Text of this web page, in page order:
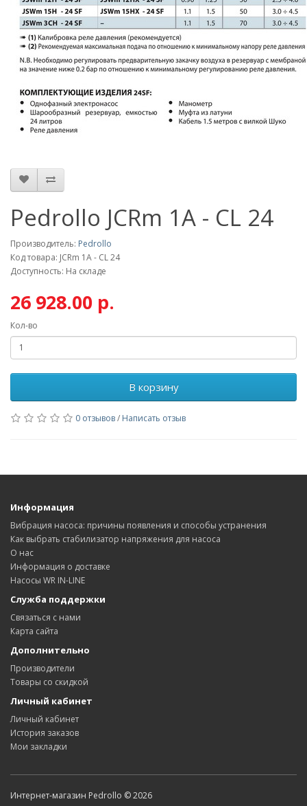
Pedrollo JCRm 1A - CL 24
Производитель: Pedrollo
Код товара: JCRm 1A - CL 24
Доступность: На складе
26 928.00 р.
Кол-во
В корзину
0 отзывов/ Написать отзыв
Информация
Вибрация насоса: причины появления и способы устранения
Как выбрать стабилизатор напряжения для насоса
О нас
Информация о доставке
Насосы WR IN-LINE
Служба поддержки
Связаться с нами
Карта сайта
Дополнительно
Производители
Товары со скидкой
Личный кабинет
Личный кабинет
История заказов
Мои закладки
Интернет-магазин Pedrollo © 2026